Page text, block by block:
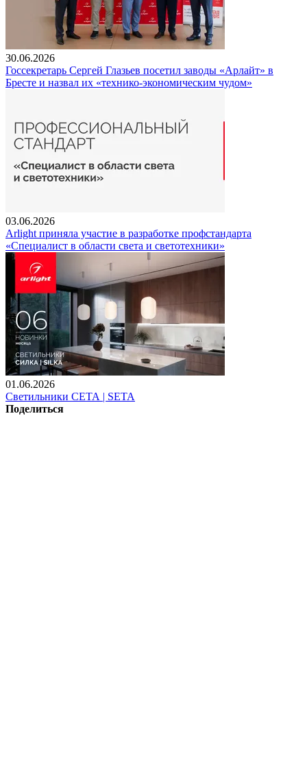
30.06.2026
Госсекретарь Сергей Глазьев посетил заводы «Арлайт» в
Бресте и назвал их «технико-экономическим чудом»
03.06.2026
Arlight приняла участие в разработке профстандарта
«Специалист в области света и светотехники»
01.06.2026
Светильники СЕТА | SETA
Поделиться